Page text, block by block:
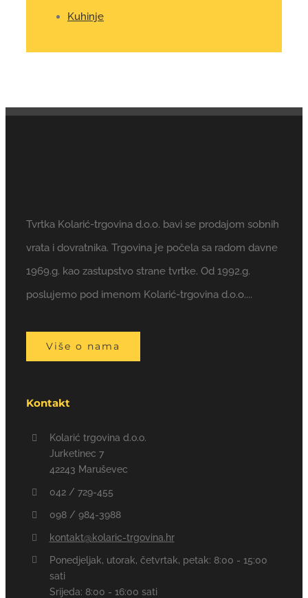
Kuhinje
Tvrtka Kolarić-trgovina d.o.o. bavi se prodajom sobnih
vrata i dovratnika. Trgovina je počela sa radom davne
1969.g. kao zastupstvo strane tvrtke. Od 1992.g.
poslujemo pod imenom Kolarić-trgovina d.o.o....
Više o nama
Kontakt
Kolarić trgovina d.o.o.
Jurketinec 7
42243 Maruševec
042 / 729-455
098 / 984-3988
kontakt@kolaric-trgovina.hr
Ponedjeljak, utorak, četvrtak, petak: 8:00 - 15:00
sati
Srijeda: 8:00 - 16:00 sati